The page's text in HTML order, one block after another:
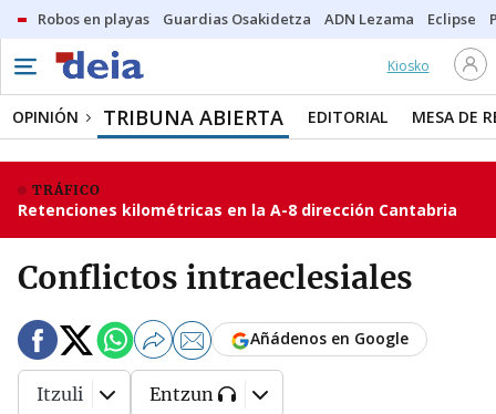
Robos en playas Guardias Osakidetza ADN Lezama Eclipse
Kiosko
OPINIÓN TRIBUNA ABIERTA EDITORIAL MESA DE
TRÁFICO
Retenciones kilométricas en la A-8 dirección Cantabria
Conflictos intraeclesiales
Añádenos en Google
Itzuli Entzun